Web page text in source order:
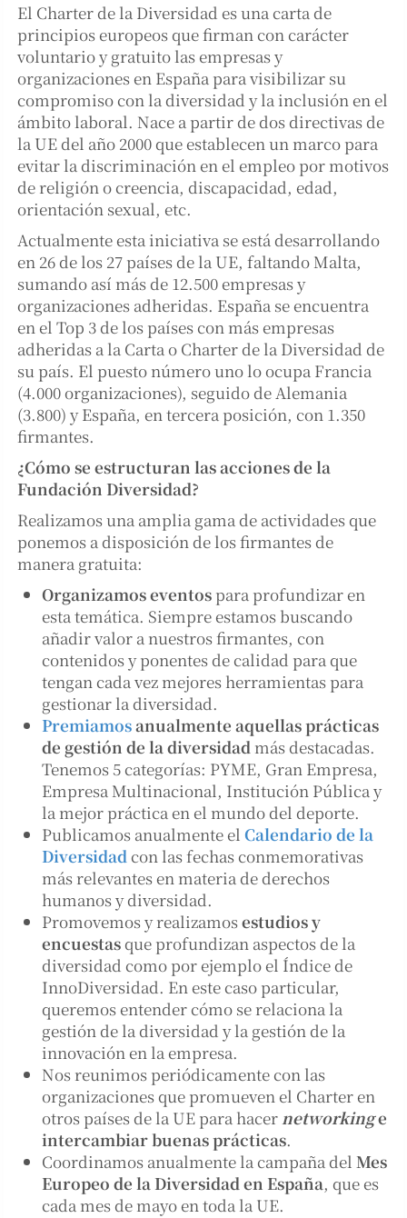
El Charter de la Diversidad es una carta de
principios europeos que firman con carácter
voluntario y gratuito las empresas y
organizaciones en España para visibilizar su
compromiso con la diversidad y la inclusión en el
ámbito laboral. Nace a partir de dos directivas de
la UE del año 2000 que establecen un marco para
evitar la discriminación en el empleo por motivos
de religión o creencia, discapacidad, edad,
orientación sexual, etc.
Actualmente esta iniciativa se está desarrollando
en 26 de los 27 países de la UE, faltando Malta,
sumando así más de 12.500 empresas y
organizaciones adheridas. España se encuentra
en el Top 3 de los países con más empresas
adheridas a la Carta o Charter de la Diversidad de
su país. El puesto número uno lo ocupa Francia
(4.000 organizaciones), seguido de Alemania
(3.800) y España, en tercera posición, con 1.350
firmantes.
¿Cómo se estructuran las acciones de la
Fundación Diversidad?
Realizamos una amplia gama de actividades que
ponemos a disposición de los firmantes de
manera gratuita:
Organizamos eventos para profundizar en
esta temática. Siempre estamos buscando
añadir valor a nuestros firmantes, con
contenidos y ponentes de calidad para que
tengan cada vez mejores herramientas para
gestionar la diversidad.
Premiamosanualmente aquellas prácticas
de gestión de la diversidadmás destacadas.
Tenemos 5 categorías: PYME, Gran Empresa,
Empresa Multinacional, Institución Pública y
la mejor práctica en el mundo del deporte.
Publicamos anualmente el Calendario de la
Diversidadcon las fechas conmemorativas
más relevantes en materia de derechos
humanos y diversidad.
Promovemos y realizamosestudios y
encuestasque profundizan aspectos de la
diversidad como por ejemplo el Índice de
InnoDiversidad. En este caso particular,
queremos entender cómo se relaciona la
gestión de la diversidad y la gestión de la
innovación en la empresa.
Nos reunimos periódicamente con las
organizaciones que promueven el Charter en
otros países de la UE para hacernetworkinge
intercambiar buenas prácticas.
Coordinamos anualmente la campaña del Mes
Europeo de la Diversidad en España, que es
cada mes de mayo en toda la UE.